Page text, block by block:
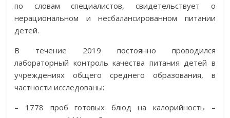
по словам специалистов, свидетельствует о
нерациональном и несбалансированном питании
детей.
В течение 2019 постоянно проводился
лабораторный контроль качества питания детей в
учреждениях общего среднего образования, в
частности исследованы:
– 1778 проб готовых блюд на калорийность –